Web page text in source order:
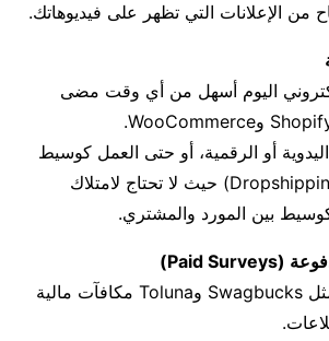
اليوم أسهل من أي وقت مضى
أو الرقمية، أو حتى العمل كوسيط
عبر الدروبشيبينغ (Dropshipping) حيث لا تحتاج لامتلاك
بين المورد والمشتري.
تقدم بعض المواقع مثل Swagbucks وToluna مكافآت مالية